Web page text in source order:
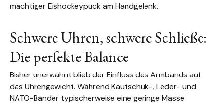
mächtiger Eishockeypuck am Handgelenk.
Schwere Uhren, schwere Schließe:
Die perfekte Balance
Bisher unerwähnt blieb der Einfluss des Armbands auf
das Uhrengewicht. Während Kautschuk-, Leder- und
NATO-Bänder typischerweise eine geringe Masse